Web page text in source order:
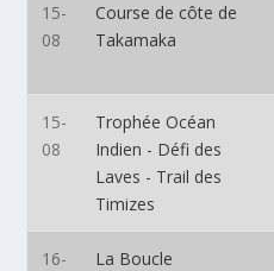
15-
08
Course de côte de
Takamaka
15-
08
Trophée Océan
Indien - Défi des
Laves - Trail des
Timizes
16-
La Boucle